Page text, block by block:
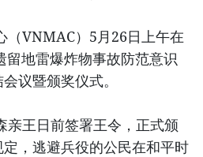
（VNMAC）5月26日上午在
地雷爆炸物事故防范意识
议暨颁奖仪式。
亲王日前签署王令，正式颁
，逃避兵役的公民在和平时